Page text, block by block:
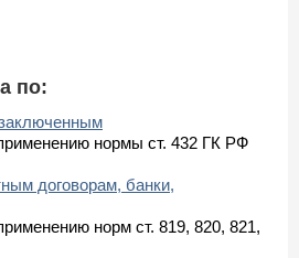
по:
нормы ст. 432 ГК РФ
договорам, банки,
норм ст. 819, 820, 821,